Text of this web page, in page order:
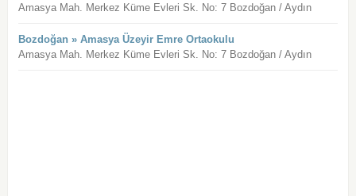
Amasya Mah. Merkez Küme Evleri Sk. No: 7 Bozdoğan / Aydın
Bozdoğan » Amasya Üzeyir Emre Ortaokulu
Amasya Mah. Merkez Küme Evleri Sk. No: 7 Bozdoğan / Aydın